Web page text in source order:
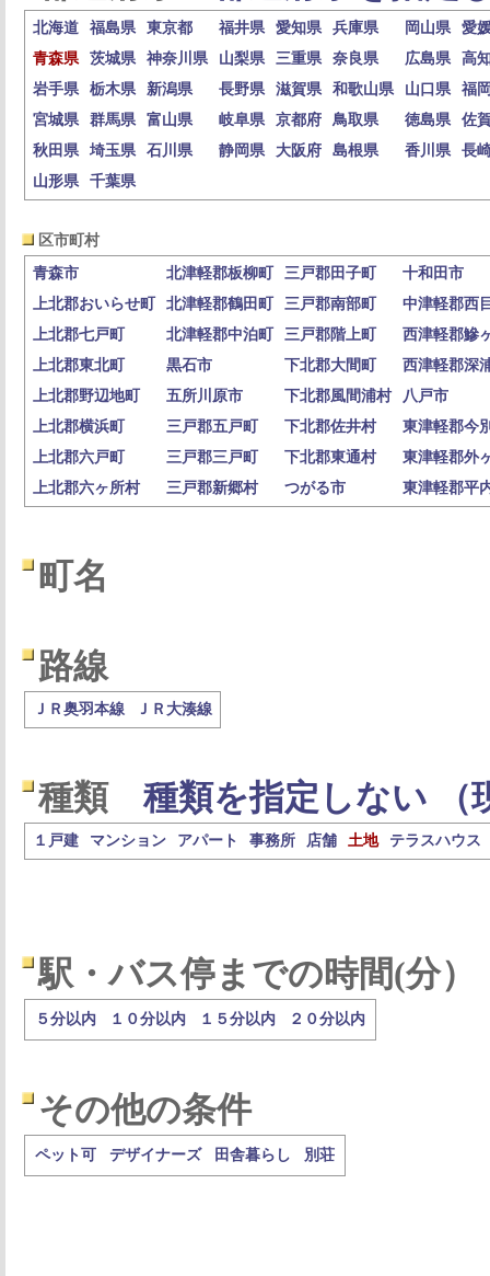
北海道 福島県 東京都 福井県 愛知県 兵庫県 岡山県
愛
青森県
茨城県 神奈川県 山梨県 三重県 奈良県 広島県
高
岩手県
栃木県 新潟県 長野県 滋賀県 和歌山県 山口県
福
宮城県
群馬県 富山県 岐阜県 京都府 鳥取県 徳島県
佐
秋田県
埼玉県 石川県 静岡県 大阪府 島根県 香川県
長
山形県
千葉県
区市町村
青森市
北津軽郡板柳町 三戸郡田子町
十和田市
上北郡おいらせ町
北津軽郡鶴田町 三戸郡南部町
中津軽郡西
上北郡七戸町
北津軽郡中泊町 三戸郡階上町
西津軽郡鰺
上北郡東北町
黒石市 下北郡大間町
西津軽郡深
上北郡野辺地町
五所川原市 下北郡風間浦村
八戸市
上北郡横浜町
三戸郡五戸町 下北郡佐井村
東津軽郡今
上北郡六戸町
三戸郡三戸町 下北郡東通村
東津軽郡外
上北郡六ヶ所村
三戸郡新郷村 つがる市 東津軽郡平
町名
路線
ＪＲ奥羽本線 ＪＲ大湊線
種類 種類を指定しない （
１戸建 マンション アパート 事務所 店舗 土地 テラスハウス
駅・バス停までの時間(分）
５分以内 １０分以内 １５分以内 ２０分以内
その他の条件
ペット可 デザイナーズ 田舎暮らし 別荘